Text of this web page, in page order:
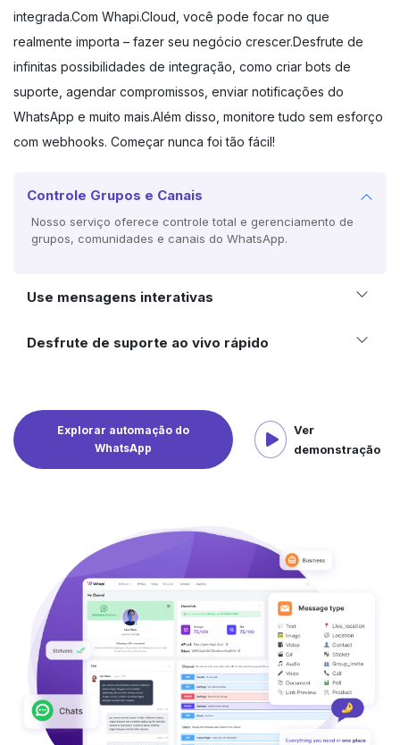
integrada.Com Whapi.Cloud, você pode focar no que
realmente importa – fazer seu negócio crescer.Desfrute de
infinitas possibilidades de integração, como criar bots de
suporte, agendar compromissos, enviar notificações do
WhatsApp e muito mais.Além disso, monitore tudo sem esforço
com webhooks. Começar nunca foi tão fácil!
Controle Grupos e Canais
Nosso serviço oferece controle total e gerenciamento de
grupos, comunidades e canais do WhatsApp.
Use mensagens interativas
Desfrute de suporte ao vivo rápido
Explorar automação do
WhatsApp
Ver
demonstração